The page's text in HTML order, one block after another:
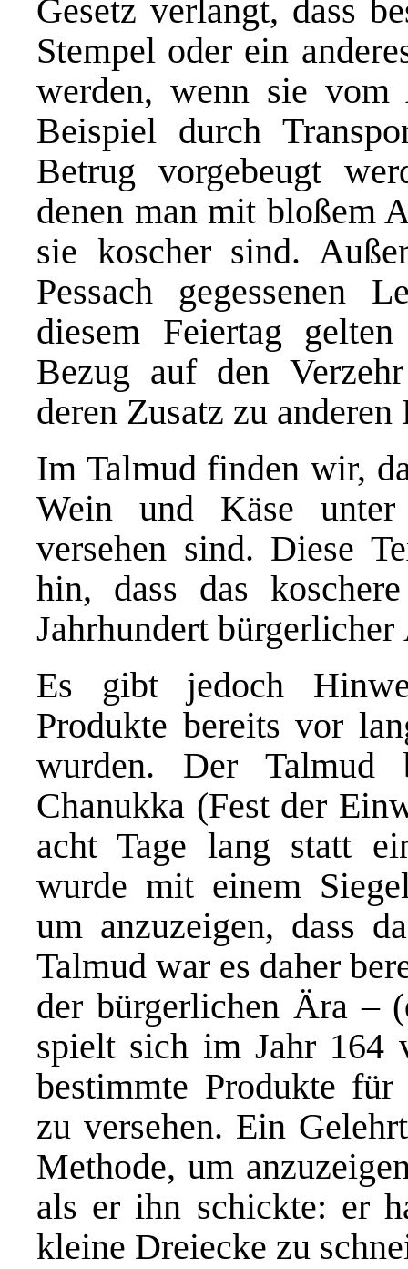
Gesetz verlangt, dass
Stempel oder ein
werden, wenn sie
Beispiel durch
Betrug vorgebeugt
denen man mit bloßem
sie koscher sind.
Pessach gegessenen
diesem Feiertag
Bezug auf den
deren Zusatz zu anderen
Im Talmud finden wir,
Wein und Käse
versehen sind. Diese
hin, dass das
Jahrhundert
Es gibt jedoch
Produkte bereits vor
wurden. Der Talmud
Chanukka (Fest der
acht Tage lang statt
wurde mit einem
um anzuzeigen, dass
Talmud war es daher
der bürgerlichen Ära –
spielt sich im Jahr 164
bestimmte Produkte
zu versehen. Ein
Methode, um
als er ihn schickte: er
kleine Dreiecke zu